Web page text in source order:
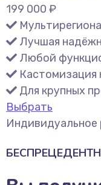
199 000 ₽
Лучшая
Любой
Кастомизация
Для крупных
Выбрать
Индивидуальное